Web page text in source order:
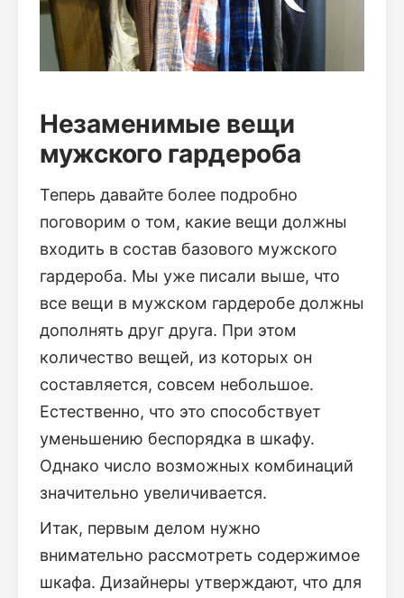
Незаменимые вещи
мужского гардероба
Теперь давайте более подробно
поговорим о том, какие вещи должны
входить в состав базового мужского
гардероба. Мы уже писали выше, что
все вещи в мужском гардеробе должны
дополнять друг друга. При этом
количество вещей, из которых он
составляется, совсем небольшое.
Естественно, что это способствует
уменьшению беспорядка в шкафу.
Однако число возможных комбинаций
значительно увеличивается.
Итак, первым делом нужно
внимательно рассмотреть содержимое
шкафа. Дизайнеры утверждают, что для